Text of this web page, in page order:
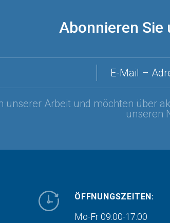
Abonnieren Sie
E-Mail –
unserer Arbeit und möchten über
unseren
ÖFFNUNGSZEITEN:
Mo-Fr 09:00-17:00